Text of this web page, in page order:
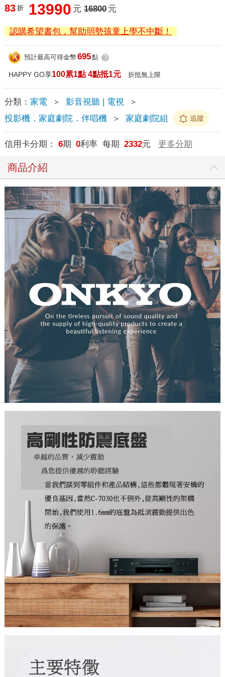
83 折 13990 元 16800 元
認購希望書包，幫助弱勢孩童上學不中斷！
預計最高可得金幣 695點 ?
HAPPY GO享100累1點 4點抵1元 折抵無上限
分類： 家電 ＞ 影音視聽 | 電視
＞
投影機．家庭劇院．伴唱機
＞ 家庭劇院組 追蹤
信用卡分期： 6期 0利率 每期 2332元 更多分期
商品介紹